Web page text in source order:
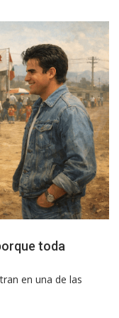
toda
en una de las